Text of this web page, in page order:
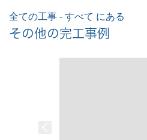
全ての工事 - すべて にある
その他の完工事例